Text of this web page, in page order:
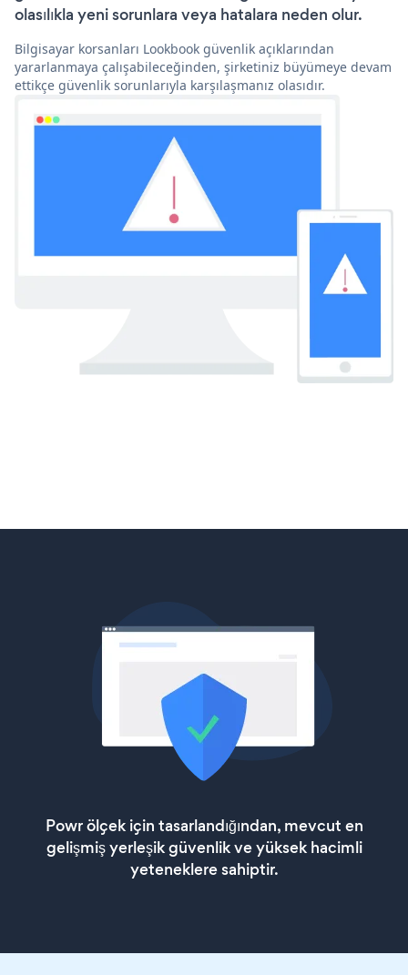
olasılıkla yeni sorunlara veya hatalara neden olur.
Bilgisayar korsanları Lookbook güvenlik açıklarından
yararlanmaya çalışabileceğinden, şirketiniz büyümeye devam
ettikçe güvenlik sorunlarıyla karşılaşmanız olasıdır.
Powr ölçek için tasarlandığından, mevcut en
gelişmiş yerleşik güvenlik ve yüksek hacimli
yeteneklere sahiptir.